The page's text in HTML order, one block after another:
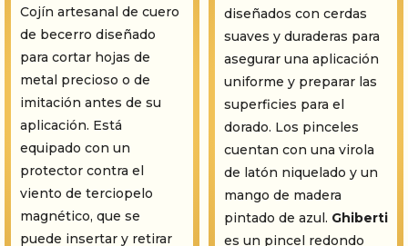
Cojín artesanal de cuero
de becerro diseñado
para cortar hojas de
metal precioso o de
imitación antes de su
aplicación. Está
equipado con un
protector contra el
viento de terciopelo
magnético, que se
puede insertar y retirar
diseñados con cerdas
suaves y duraderas para
asegurar una aplicación
uniforme y preparar las
superficies para el
dorado. Los pinceles
cuentan con una virola
de latón niquelado y un
mango de madera
pintado de azul. Ghiberti
es un pincel redondo